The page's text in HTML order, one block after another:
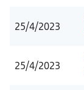
25/4/2023
25/4/2023